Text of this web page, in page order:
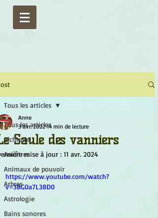
Tous les articles
Alchimie
Ancêtres
Animaux de pouvoir
Arbres
Astrologie
Bains sonores
Tous les articles
Saule des vanniers
Anne
3 avr. 2022 14 min de lecture
mise à jour : 11 avr. 2024
https://www.youtube.com/watch?
v=3BG0a7L38D0